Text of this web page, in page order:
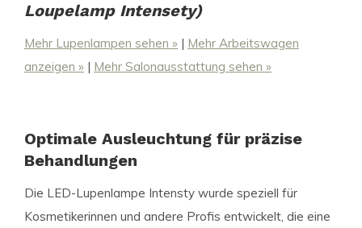
Loupelamp Intensety)
Mehr Lupenlampen sehen » | Mehr Arbeitswagen
anzeigen » | Mehr Salonausstattung sehen »
Optimale Ausleuchtung für präzise
Behandlungen
Die LED-Lupenlampe Intensty wurde speziell für
Kosmetikerinnen und andere Profis entwickelt, die eine